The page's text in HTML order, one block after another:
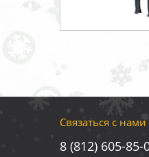
Связаться с нами
8 (812) 605-85-